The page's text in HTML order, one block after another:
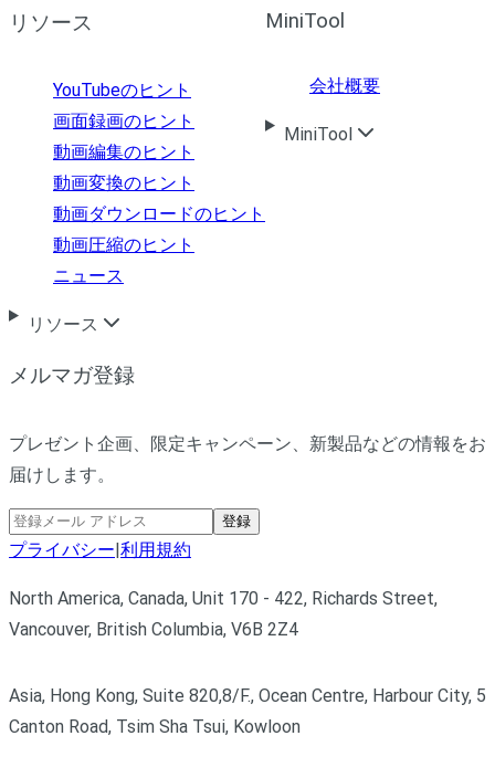
リソース
YouTubeのヒント
画面録画のヒント
動画編集のヒント
動画変換のヒント
動画ダウンロードのヒント
動画圧縮のヒント
ニュース
リソース
MiniTool
会社概要
MiniTool
メルマガ登録
プレゼント企画、限定キャンペーン、新製品などの情報をお
届けします。
登録
プライバシー|利用規約
North America, Canada, Unit 170 - 422, Richards Street,
Vancouver, British Columbia, V6B 2Z4
Asia, Hong Kong, Suite 820,8/F., Ocean Centre, Harbour City, 5
Canton Road, Tsim Sha Tsui, Kowloon